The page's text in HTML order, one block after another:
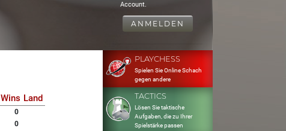
Account.
ANMELDEN
Wins Land
0
0
PLAYCHESS
Spielen Sie Online Schach
gegen andere
TACTICS
Lösen Sie taktische
Aufgaben, die zu Ihrer
Spielstärke passen